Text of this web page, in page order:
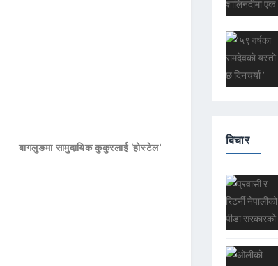
बागलुङमा सामुदायिक कुकुरलाई ‘होस्टेल’
बिचार